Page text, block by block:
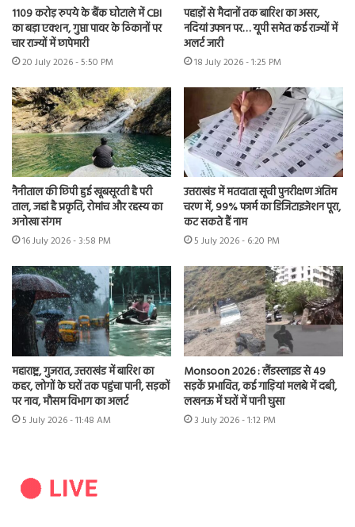
1109 करोड़ रुपये के बैंक घोटाले में CBI
का बड़ा एक्शन, गुप्ता पावर के ठिकानों पर
चार राज्यों में छापेमारी
20 July 2026 - 5:50 PM
पहाड़ों से मैदानों तक बारिश का असर,
नदियां उफान पर… यूपी समेत कई राज्यों में
अलर्ट जारी
18 July 2026 - 1:25 PM
नैनीताल की छिपी हुई खूबसूरती है परी
ताल, जहां है प्रकृति, रोमांच और रहस्य का
अनोखा संगम
16 July 2026 - 3:58 PM
उत्तराखंड में मतदाता सूची पुनरीक्षण अंतिम
चरण में, 99% फार्म का डिजिटाइजेशन पूरा,
कट सकते हैं नाम
5 July 2026 - 6:20 PM
महाराष्ट्र, गुजरात, उत्तराखंड में बारिश का
कहर, लोगों के घरों तक पहुंचा पानी, सड़कों
पर नाव, मौसम विभाग का अलर्ट
5 July 2026 - 11:48 AM
Monsoon 2026 : लैंडस्लाइड से 49
सड़कें प्रभावित, कई गाड़ियां मलबे में दबी,
लखनऊ में घरों में पानी घुसा
3 July 2026 - 1:12 PM